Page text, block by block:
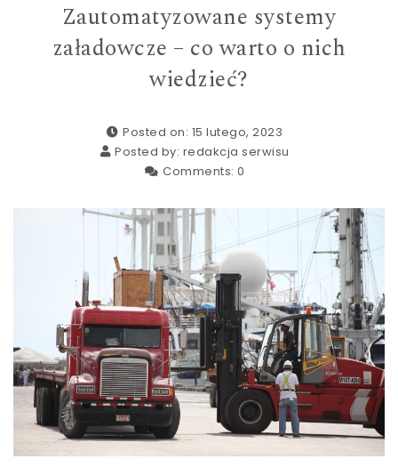
Zautomatyzowane systemy
załadowcze – co warto o nich
wiedzieć?
Posted on: 15 lutego, 2023
Posted by: redakcja serwisu
Comments: 0